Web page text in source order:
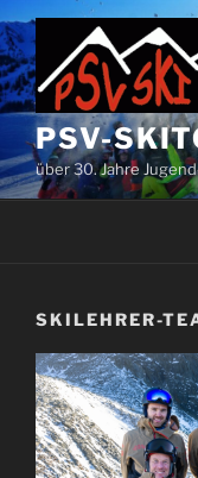
Zum
Inhalt
springen
PSV-
über 30. Jahre
SKILEHRER-